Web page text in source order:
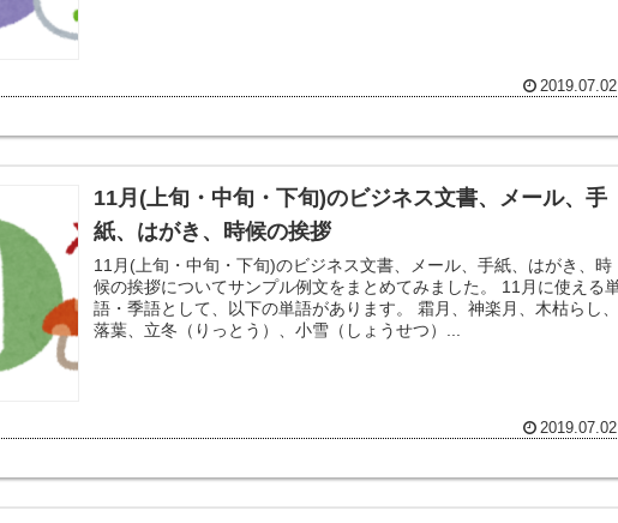
2019.07.02
11月(上旬・中旬・下旬)のビジネス文書、メール、手
紙、はがき、時候の挨拶
11月(上旬・中旬・下旬)のビジネス文書、メール、手紙、はがき、時
候の挨拶についてサンプル例文をまとめてみました。 11月に使える単
語・季語として、以下の単語があります。 霜月、神楽月、木枯らし、
落葉、立冬（りっとう）、小雪（しょうせつ）...
2019.07.02